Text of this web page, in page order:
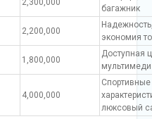
2,300,000
багажник
2,200,000
экономия
1,800,000
Доступная
4,000,000
Спортивные
люксовый